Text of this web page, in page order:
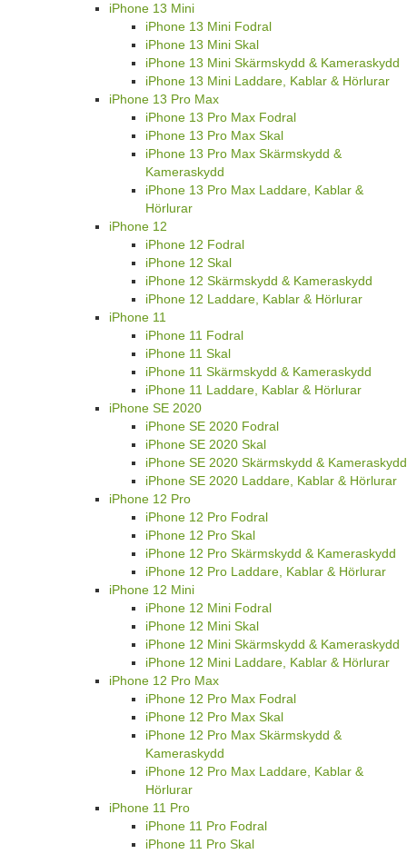
iPhone 13 Mini
iPhone 13 Mini Fodral
iPhone 13 Mini Skal
iPhone 13 Mini Skärmskydd & Kameraskydd
iPhone 13 Mini Laddare, Kablar & Hörlurar
iPhone 13 Pro Max
iPhone 13 Pro Max Fodral
iPhone 13 Pro Max Skal
iPhone 13 Pro Max Skärmskydd &
Kameraskydd
iPhone 13 Pro Max Laddare, Kablar &
Hörlurar
iPhone 12
iPhone 12 Fodral
iPhone 12 Skal
iPhone 12 Skärmskydd & Kameraskydd
iPhone 12 Laddare, Kablar & Hörlurar
iPhone 11
iPhone 11 Fodral
iPhone 11 Skal
iPhone 11 Skärmskydd & Kameraskydd
iPhone 11 Laddare, Kablar & Hörlurar
iPhone SE 2020
iPhone SE 2020 Fodral
iPhone SE 2020 Skal
iPhone SE 2020 Skärmskydd & Kameraskydd
iPhone SE 2020 Laddare, Kablar & Hörlurar
iPhone 12 Pro
iPhone 12 Pro Fodral
iPhone 12 Pro Skal
iPhone 12 Pro Skärmskydd & Kameraskydd
iPhone 12 Pro Laddare, Kablar & Hörlurar
iPhone 12 Mini
iPhone 12 Mini Fodral
iPhone 12 Mini Skal
iPhone 12 Mini Skärmskydd & Kameraskydd
iPhone 12 Mini Laddare, Kablar & Hörlurar
iPhone 12 Pro Max
iPhone 12 Pro Max Fodral
iPhone 12 Pro Max Skal
iPhone 12 Pro Max Skärmskydd &
Kameraskydd
iPhone 12 Pro Max Laddare, Kablar &
Hörlurar
iPhone 11 Pro
iPhone 11 Pro Fodral
iPhone 11 Pro Skal